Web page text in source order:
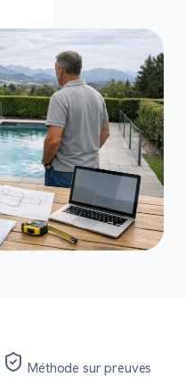
Méthode sur preuves